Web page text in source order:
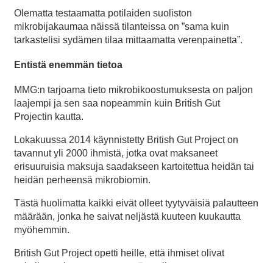
Olematta testaamatta potilaiden suoliston
mikrobijakaumaa näissä tilanteissa on ”sama kuin
tarkastelisi sydämen tilaa mittaamatta verenpainetta”.
Entistä enemmän tietoa
MMG:n tarjoama tieto mikrobikoostumuksesta on paljon
laajempi ja sen saa nopeammin kuin British Gut
Projectin kautta.
Lokakuussa 2014 käynnistetty British Gut Project on
tavannut yli 2000 ihmistä, jotka ovat maksaneet
erisuuruisia maksuja saadakseen kartoitettua heidän tai
heidän perheensä mikrobiomin.
Tästä huolimatta kaikki eivät olleet tyytyväisiä palautteen
määrään, jonka he saivat neljästä kuuteen kuukautta
myöhemmin.
British Gut Project opetti heille, että ihmiset olivat